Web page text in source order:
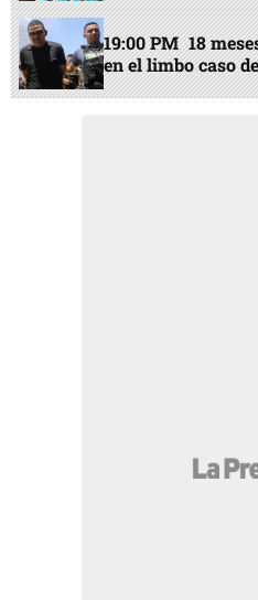
19:00 PM 18
en el limbo caso